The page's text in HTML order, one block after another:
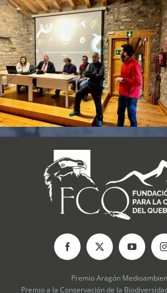
Premio Aragón
Premio a la Conservación de la